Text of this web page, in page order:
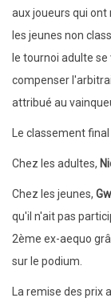
aux joueurs qui
les jeunes non
le tournoi adulte
compenser
attribué au
Le classement
Chez les adultes,
Chez les jeunes,
qu'il n'ait pas
2ème ex-aequo
sur le podium.
La remise des